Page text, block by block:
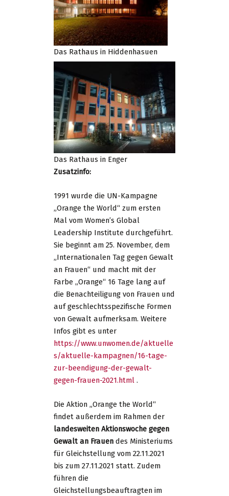
Das Rathaus in Hiddenhasuen
Das Rathaus in Enger
Zusatzinfo:
1991 wurde die UN-Kampagne
„Orange the World“ zum ersten
Mal vom Women’s Global
Leadership Institute durchgeführt.
Sie beginnt am 25. November, dem
„Internationalen Tag gegen Gewalt
an Frauen“ und macht mit der
Farbe „Orange“ 16 Tage lang auf
die Benachteiligung von Frauen und
auf geschlechtsspezifische Formen
von Gewalt aufmerksam. Weitere
Infos gibt es unter
https://www.unwomen.de/aktuelle
s/aktuelle-kampagnen/16-tage-
zur-beendigung-der-gewalt-
gegen-frauen-2021.html .
Die Aktion „Orange the World“
findet außerdem im Rahmen der
landesweiten Aktionswoche gegen
Gewalt an Frauendes Ministeriums
für Gleichstellung vom 22.11.2021
bis zum 27.11.2021 statt. Zudem
führen die
Gleichstellungsbeauftragten im